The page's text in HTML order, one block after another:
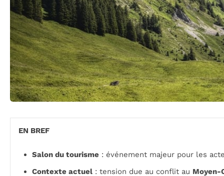
EN BREF
Salon du tourisme : événement majeur pour les
Contexte actuel : tension due au conflit au Moyen-